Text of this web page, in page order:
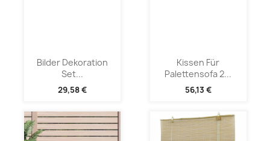
Bilder Dekoration
Set...
29,58 €
Kissen Für
Palettensofa 2...
56,13 €